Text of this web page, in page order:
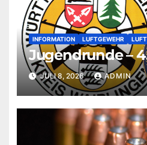
INFORMATION LUFTGEWEHR
Jugendrunde –
JULI 8, 2026 ADMIN